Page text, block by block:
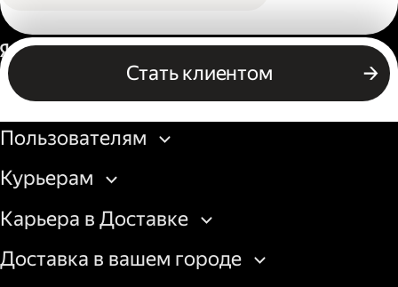
Стать клиентом
Россия
Бизнесу
Пользователям
Курьерам
Карьера в Доставке
Доставка в вашем городе